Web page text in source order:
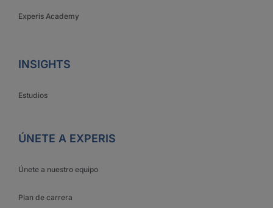
Experis Academy
INSIGHTS
Estudios
ÚNETE A EXPERIS
Únete a nuestro equipo
Plan de carrera